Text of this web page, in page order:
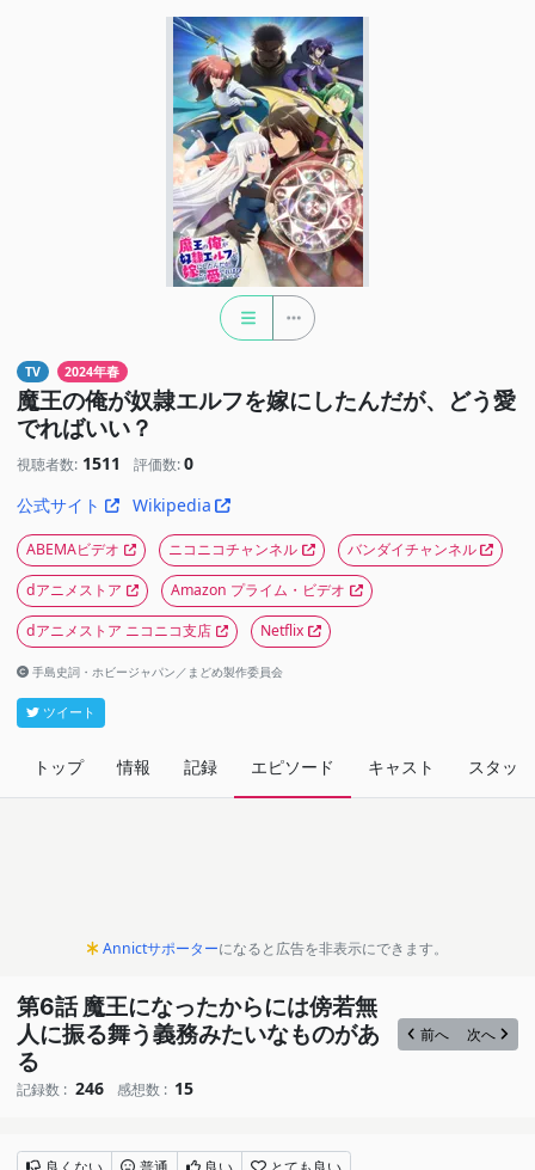
TV 2024年春
魔王の俺が奴隷エルフを嫁にしたんだが、どう愛
でればいい？
視聴者数: 1511 評価数: 0
公式サイト
Wikipedia
ABEMAビデオ ニコニコチャンネル
バンダイチャンネル
dアニメストア
Amazon プライム・ビデオ
dアニメストア ニコニコ支店
Netflix
手島史詞・ホビージャパン／まどめ製作委員会
ツイート
トップ 情報 記録 エピソード キャスト スタッフ
Annictサポーターになると広告を非表示にできます。
第6話 魔王になったからには傍若無
人に振る舞う義務みたいなものがあ
る
前へ 次へ
記録数 : 246 感想数 : 15